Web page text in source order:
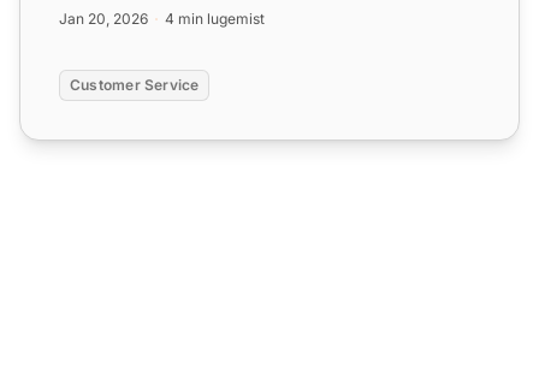
Jan 20, 2026 4 min lugemist
Customer Service